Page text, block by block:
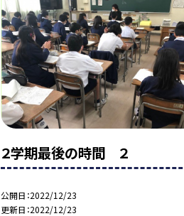
２学期最後の時間 ２
公開日 2022/12/23
更新日 2022/12/23